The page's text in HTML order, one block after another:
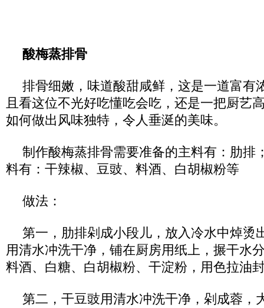
酸梅蒸排骨
排骨细嫩，味道酸甜咸鲜，这是一道富有
且看这位不光好吃懂吃会吃，还是一把厨艺
如何做出风味独特，令人垂涎的美味。
制作酸梅蒸排骨需要准备的主料有：肋排
料有：干辣椒、豆豉、料酒、白胡椒粉等
做法：
第一，肋排剁成小段儿，放入冷水中焯烫
用清水冲洗干净，铺在厨房用纸上，搌干水
料酒、白糖、白胡椒粉、干淀粉，用色拉油
第二，干豆豉用清水冲洗干净，剁成蓉，